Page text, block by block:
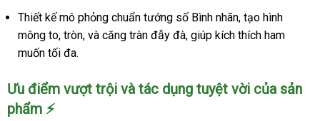
thì
SHP792
Thiết kế mô phỏng chuẩn tướng số Bình nhãn, tạo hình
mông to, tròn, và căng tràn đẫy đà, giúp kích thích ham
muốn tối đa.
Ưu điểm vượt trội và tác dụng tuyệt vời của sản
phẩm ⚡